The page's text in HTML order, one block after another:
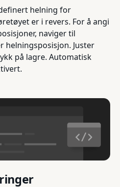
helning for
er i revers. For å angi
naviger til
helningsposisjon. Juster
på lagre. Automatisk